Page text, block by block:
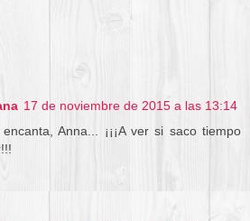
17 de noviembre de 2015 a las 13:14
Anna... ¡¡¡A ver si saco tiempo